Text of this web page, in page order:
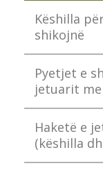
Këshilla
shikojnë
Pyetjet e
jetuarit
Haketë e
(këshilla